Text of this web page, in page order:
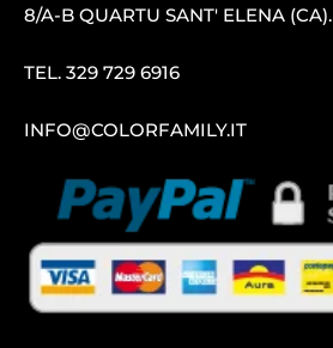
8/A-B QUARTU SANT′ ELENA (CA).
TEL. 329 729 6916
INFO@COLORFAMILY.IT